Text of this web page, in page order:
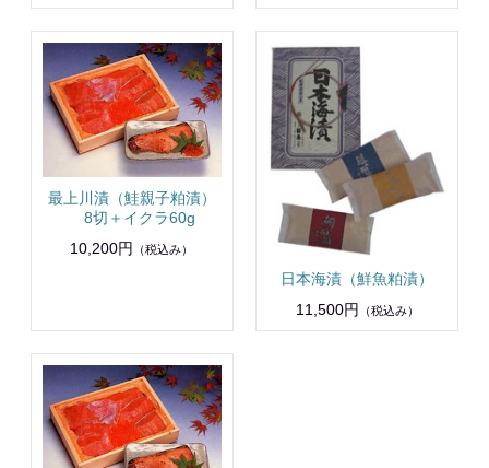
最上川漬（鮭親子粕漬）
8切＋イクラ60g
10,200円
（税込み）
日本海漬（鮮魚粕漬）
11,500円 （税込み）